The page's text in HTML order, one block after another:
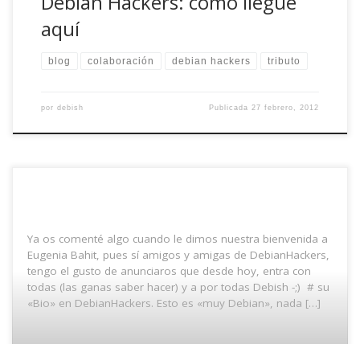
aquí
blog colaboración debian hackers tributo
por debish Publicada27 febrero, 2012
Ya os comenté algo cuando le dimos nuestra bienvenida a
Eugenia Bahit, pues sí amigos y amigas de DebianHackers,
tengo el gusto de anunciaros que desde hoy, entra con
todas (las ganas saber hacer) y a por todas Debish -;) # su
«Bio» en DebianHackers. Esto es «muy Debian», nada […]